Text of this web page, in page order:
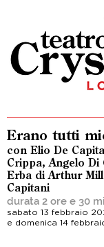
Erano tutti
con Elio De
Crippa, Angelo Di
Erba di Arthur
Capitani
durata 2 ore e 30
sabato 13 febbraio
e domenica 14